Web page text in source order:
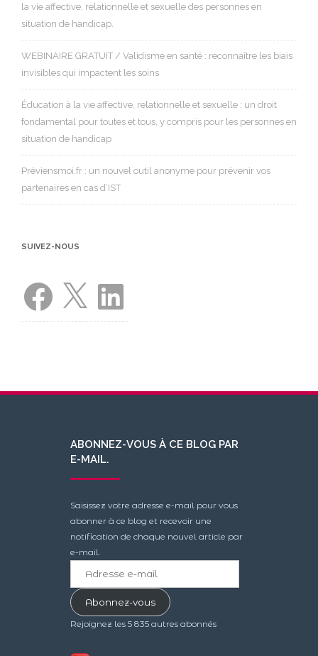
la vie affective, relationnelle et sexuelle des personnes en
situation de handicap.
WEBINAIRE GRATUIT / Validisme en santé : reconnaître les biais
invisibles qui impactent les soins
Éducation à la vie affective, relationnelle et sexuelle : un droit
fondamental pour toutes et tous, y compris pour les personnes en
situation de handicap
Préviensmoi.fr : un nouvel outil anonyme pour prévenir vos
partenaires en cas d’IST
SUIVEZ-NOUS
Facebook LinkedIn
ABONNEZ-VOUS À CE BLOG PAR
E-MAIL.
Saisissez votre adresse e-mail pour vous
abonner à ce blog et recevoir une
notification de chaque nouvel article par
e-mail.
mailAbonnez-vous
Rejoignez les 5 835 autres abonnés